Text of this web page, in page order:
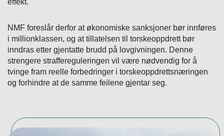
effekt.
NMF foreslår derfor at økonomiske sanksjoner bør innføres
i millionklassen, og at tillatelsen til torskeoppdrett bør
inndras etter gjentatte brudd på lovgivningen. Denne
strengere straffereguleringen vil være nødvendig for å
tvinge fram reelle forbedringer i torskeoppdrettsnæringen
og forhindre at de samme feilene gjentar seg.